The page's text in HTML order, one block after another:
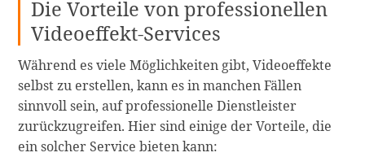
Die Vorteile von professionellen
Videoeffekt-Services
Während es viele Möglichkeiten gibt, Videoeffekte
selbst zu erstellen, kann es in manchen Fällen
sinnvoll sein, auf professionelle Dienstleister
zurückzugreifen. Hier sind einige der Vorteile, die
ein solcher Service bieten kann: